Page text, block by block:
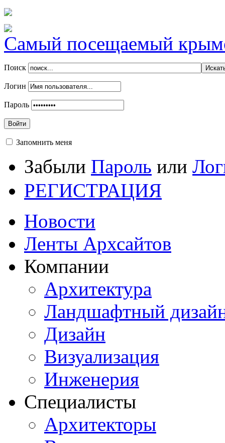
Самый посещаемый
Поиск
Логин
Пароль
Войти
Запомнить меня
Забыли Пароль или
РЕГИСТРАЦИЯ
Новости
Ленты Архсайтов
Компании
Архитектура
Ландшафтный
Дизайн
Визуализация
Инженерия
Специалисты
Архитекторы